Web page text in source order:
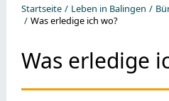
Startseite Leben in Balingen
Was erledige ich wo?
Was erledige